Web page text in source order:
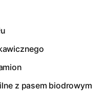
z pasem biodrowym